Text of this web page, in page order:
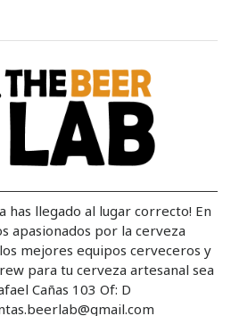
has llegado al lugar correcto! En
apasionados por la cerveza
mejores equipos cerveceros y
para tu cerveza artesanal sea
Cañas 103 Of: D